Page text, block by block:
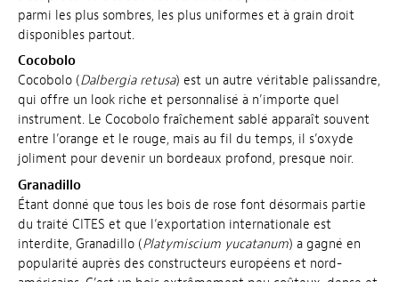
parmi les plus sombres, les plus uniformes et à grain droit
disponibles partout.
Cocobolo
Cocobolo (Dalbergia retusa) est un autre véritable palissandre,
qui offre un look riche et personnalisé à n’importe quel
instrument. Le Cocobolo fraîchement sablé apparaît souvent
entre l’orange et le rouge, mais au fil du temps, il s’oxyde
joliment pour devenir un bordeaux profond, presque noir.
Granadillo
Étant donné que tous les bois de rose font désormais partie
du traité CITES et que l’exportation internationale est
interdite, Granadillo (Platymiscium yucatanum) a gagné en
popularité auprès des constructeurs européens et nord-